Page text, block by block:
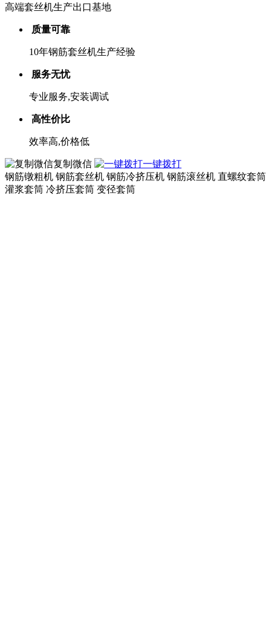
高端套丝机生产出口基地
质量可靠
10年钢筋套丝机生产经验
服务无忧
专业服务,安装调试
高性价比
效率高,价格低
复制微信
一键拨打
钢筋镦粗机 钢筋套丝机 钢筋冷挤压机 钢筋滚丝机 直螺纹套筒
灌浆套筒 冷挤压套筒 变径套筒